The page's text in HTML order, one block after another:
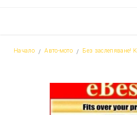
Начало Авто-мото Без заслепяване!